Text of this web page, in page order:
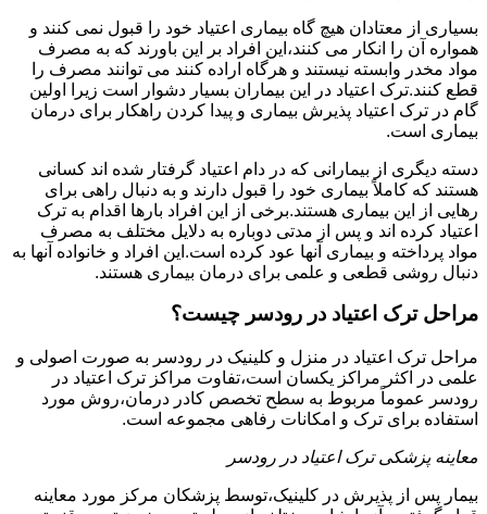
بسیاری از معتادان هیچ گاه بیماری اعتیاد خود را قبول نمی کنند و
همواره آن را انکار می کنند،این افراد بر این باورند که به مصرف
مواد مخدر وابسته نیستند و هرگاه اراده کنند می توانند مصرف را
قطع کنند.ترک اعتیاد در این بیماران بسیار دشوار است زیرا اولین
گام در ترک اعتیاد پذیرش بیماری و پیدا کردن راهکار برای درمان
بیماری است.
دسته دیگری از بیمارانی که در دام اعتیاد گرفتار شده اند کسانی
هستند که کاملاً بیماری خود را قبول دارند و به دنبال راهی برای
رهایی از این بیماری هستند.برخی از این افراد بارها اقدام به ترک
اعتیاد کرده اند و پس از مدتی دوباره به دلایل مختلف به مصرف
مواد پرداخته و بیماری آنها عود کرده است.این افراد و خانواده آنها به
دنبال روشی قطعی و علمی برای درمان بیماری هستند.
مراحل ترک اعتیاد در رودسر چیست؟
مراحل ترک اعتیاد در منزل و کلینیک در رودسر به صورت اصولی و
علمی در اکثر مراکز یکسان است،تفاوت مراکز ترک اعتیاد در
رودسر عموماً مربوط به سطح تخصص کادر درمان،روش مورد
استفاده برای ترک و امکانات رفاهی مجموعه است.
معاینه پزشکی ترک اعتیاد در رودسر
بیمار پس از پذیرش در کلینیک،توسط پزشکان مرکز مورد معاینه